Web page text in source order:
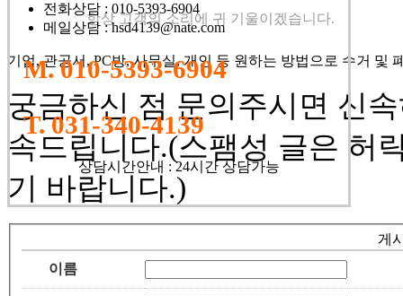
항상 고객의 소리에 귀 기울이겠습니다.
M. 010-5393-6904
T. 031-340-4139
상담시간안내 : 24시간 상담가능
전화상담 : 010-5393-6904
메일상담: hsd4139@nate.com
기업, 관공서, PC방, 사무실, 개인 등 원하는 방법으로 수거 및
궁금하신 점 문의주시면 신
속드립니다.(스팸성 글은 허
기 바랍니다.)
게
이름